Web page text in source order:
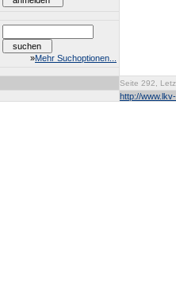
»Mehr Suchoptionen...
Seite 292,
http://